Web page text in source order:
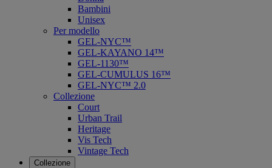
Bambini
Unisex
Per modello
GEL-NYC™
GEL-KAYANO 14™
GEL-1130™
GEL-CUMULUS 16™
GEL-NYC™ 2.0
Collezione
Court
Urban Trail
Heritage
Vis Tech
Vintage Tech
Collezione